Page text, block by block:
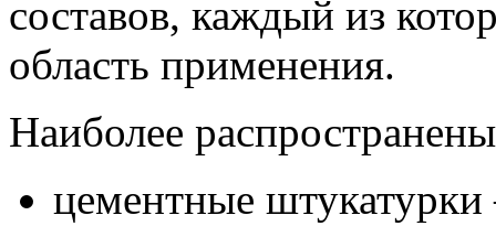
составов, каждый из
область применения.
Наиболее
цементные